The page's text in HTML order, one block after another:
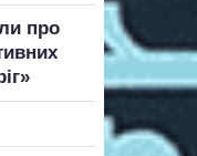
про